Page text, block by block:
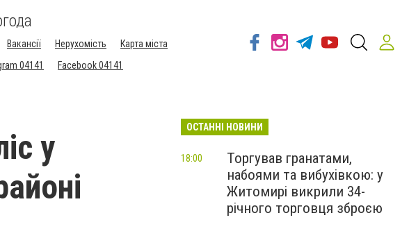
Вакансії Нерухомість
Карта міста
04141 Facebook 04141
у
ОСТАННІ НОВИНИ
Торгував гранатами,
набоями та вибухівкою: у
Житомирі викрили 34-
річного торговця зброєю
18:00